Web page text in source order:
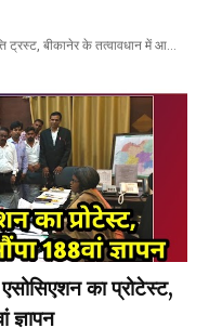
ट्रस्ट, बीकानेर के तत्वावधान में आ…
एसोसिएशन का प्रोटेस्ट,
ज्ञापन